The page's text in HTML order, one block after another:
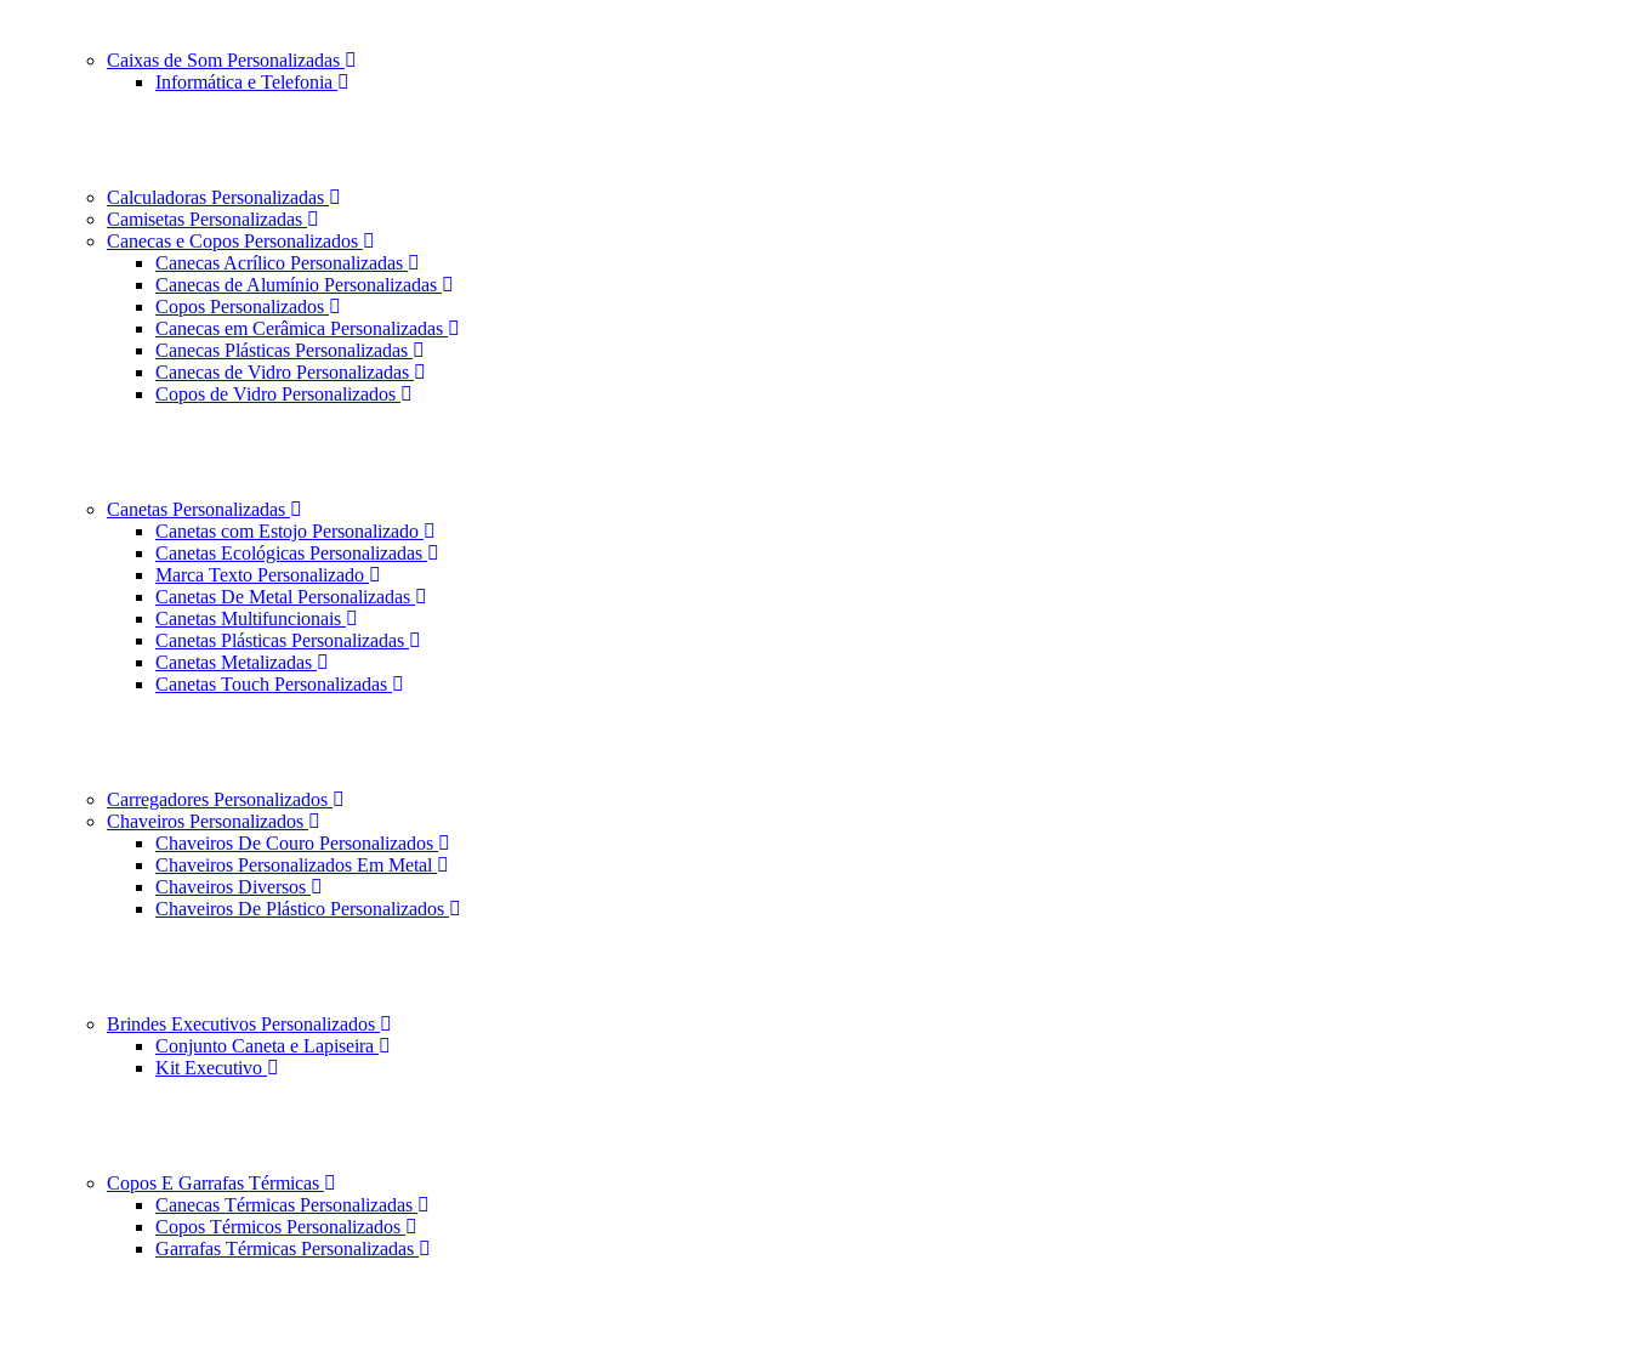
Caixas de Som Personalizadas
Informática e Telefonia
Calculadoras Personalizadas
Camisetas Personalizadas
Canecas e Copos Personalizados
Canecas Acrílico Personalizadas
Canecas de Alumínio Personalizadas
Copos Personalizados
Canecas em Cerâmica Personalizadas
Canecas Plásticas Personalizadas
Canecas de Vidro Personalizadas
Copos de Vidro Personalizados
Canetas Personalizadas
Canetas com Estojo Personalizado
Canetas Ecológicas Personalizadas
Marca Texto Personalizado
Canetas De Metal Personalizadas
Canetas Multifuncionais
Canetas Plásticas Personalizadas
Canetas Metalizadas
Canetas Touch Personalizadas
Carregadores Personalizados
Chaveiros Personalizados
Chaveiros De Couro Personalizados
Chaveiros Personalizados Em Metal
Chaveiros Diversos
Chaveiros De Plástico Personalizados
Brindes Executivos Personalizados
Conjunto Caneta e Lapiseira
Kit Executivo
Copos E Garrafas Térmicas
Canecas Térmicas Personalizadas
Copos Térmicos Personalizados
Garrafas Térmicas Personalizadas